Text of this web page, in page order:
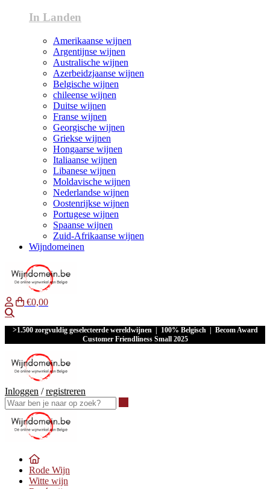
In Landen
Amerikaanse wijnen
Argentijnse wijnen
Australische wijnen
Azerbeidzjaanse wijnen
Belgische wijnen
chileense wijnen
Duitse wijnen
Franse wijnen
Georgische wijnen
Griekse wijnen
Hongaarse wijnen
Italiaanse wijnen
Libanese wijnen
Moldavische wijnen
Nederlandse wijnen
Oostenrijkse wijnen
Portugese wijnen
Spaanse wijnen
Zuid-Afrikaanse wijnen
Wijndomeinen
€0,00
>1.500 zorgvuldig geselecteerde wereldwijnen | 100% Belgisch | Becom Award
Customer Friendliness Small 2025
Inloggen /registreren
Rode Wijn
Witte wijn